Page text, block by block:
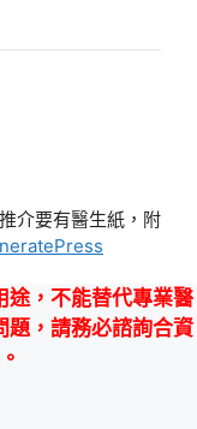
介要有醫生紙，附
途，不能替代專業醫
題，請務必諮詢合資